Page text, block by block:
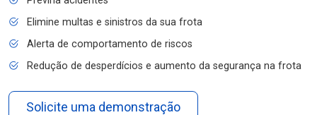
Elimine multas e sinistros da sua frota
Alerta de comportamento de riscos
Redução de desperdícios e aumento da segurança na frota
Solicite uma demonstração